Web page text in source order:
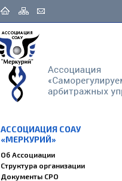
АССОЦИАЦИЯ СОАУ
«МЕРКУРИЙ»
Об Ассоциации
Структура организации
Документы СРО